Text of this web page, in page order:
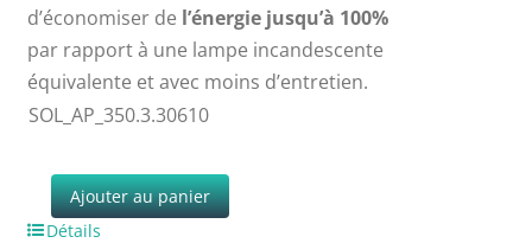
d’économiser de l’énergie jusqu’à 100%
par rapport à une lampe incandescente
équivalente et avec moins d’entretien.
SOL_AP_350.3.30610
Ajouter au panier
Détails